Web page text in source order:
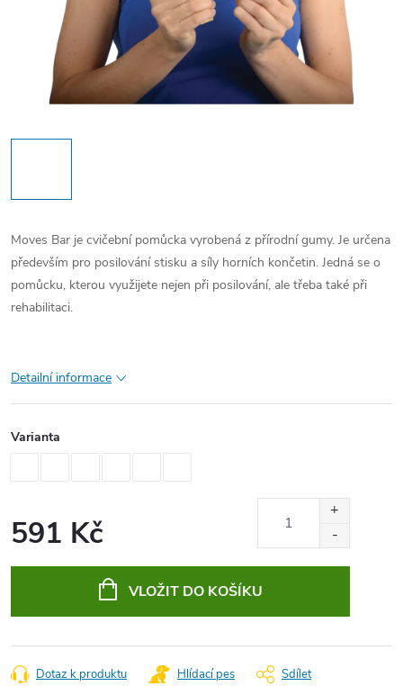
Moves Bar je cvičební pomůcka vyrobená z přírodní gumy. Je určena
především pro posilování stisku a síly horních končetin. Jedná se o
pomůcku, kterou využijete nejen při posilování, ale třeba také při
rehabilitaci.
Detailní informace
Varianta
591 Kč
VLOŽIT DO KOŠÍKU
Dotaz k produktu Hlídací pes Sdílet